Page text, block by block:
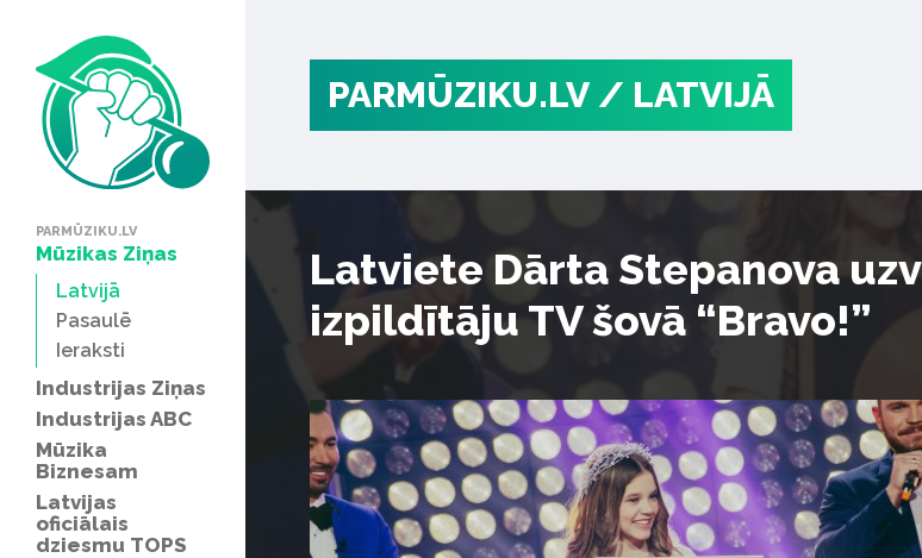
PARMŪZIKU.LV
Mūzikas Ziņas
Latvijā
Pasaulē
Ieraksti
Industrijas Ziņas
Industrijas ABC
Mūzika
Biznesam
Latvijas
oficiālais
dziesmu TOPS
PARMŪZIKU.LV / LATVIJĀ
Latviete Dārta Stepanova
izpildītāju TV šovā “Bravo!”